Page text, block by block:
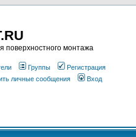
поверхностного монтажа
Группы
Регистрация
личные сообщения Вход